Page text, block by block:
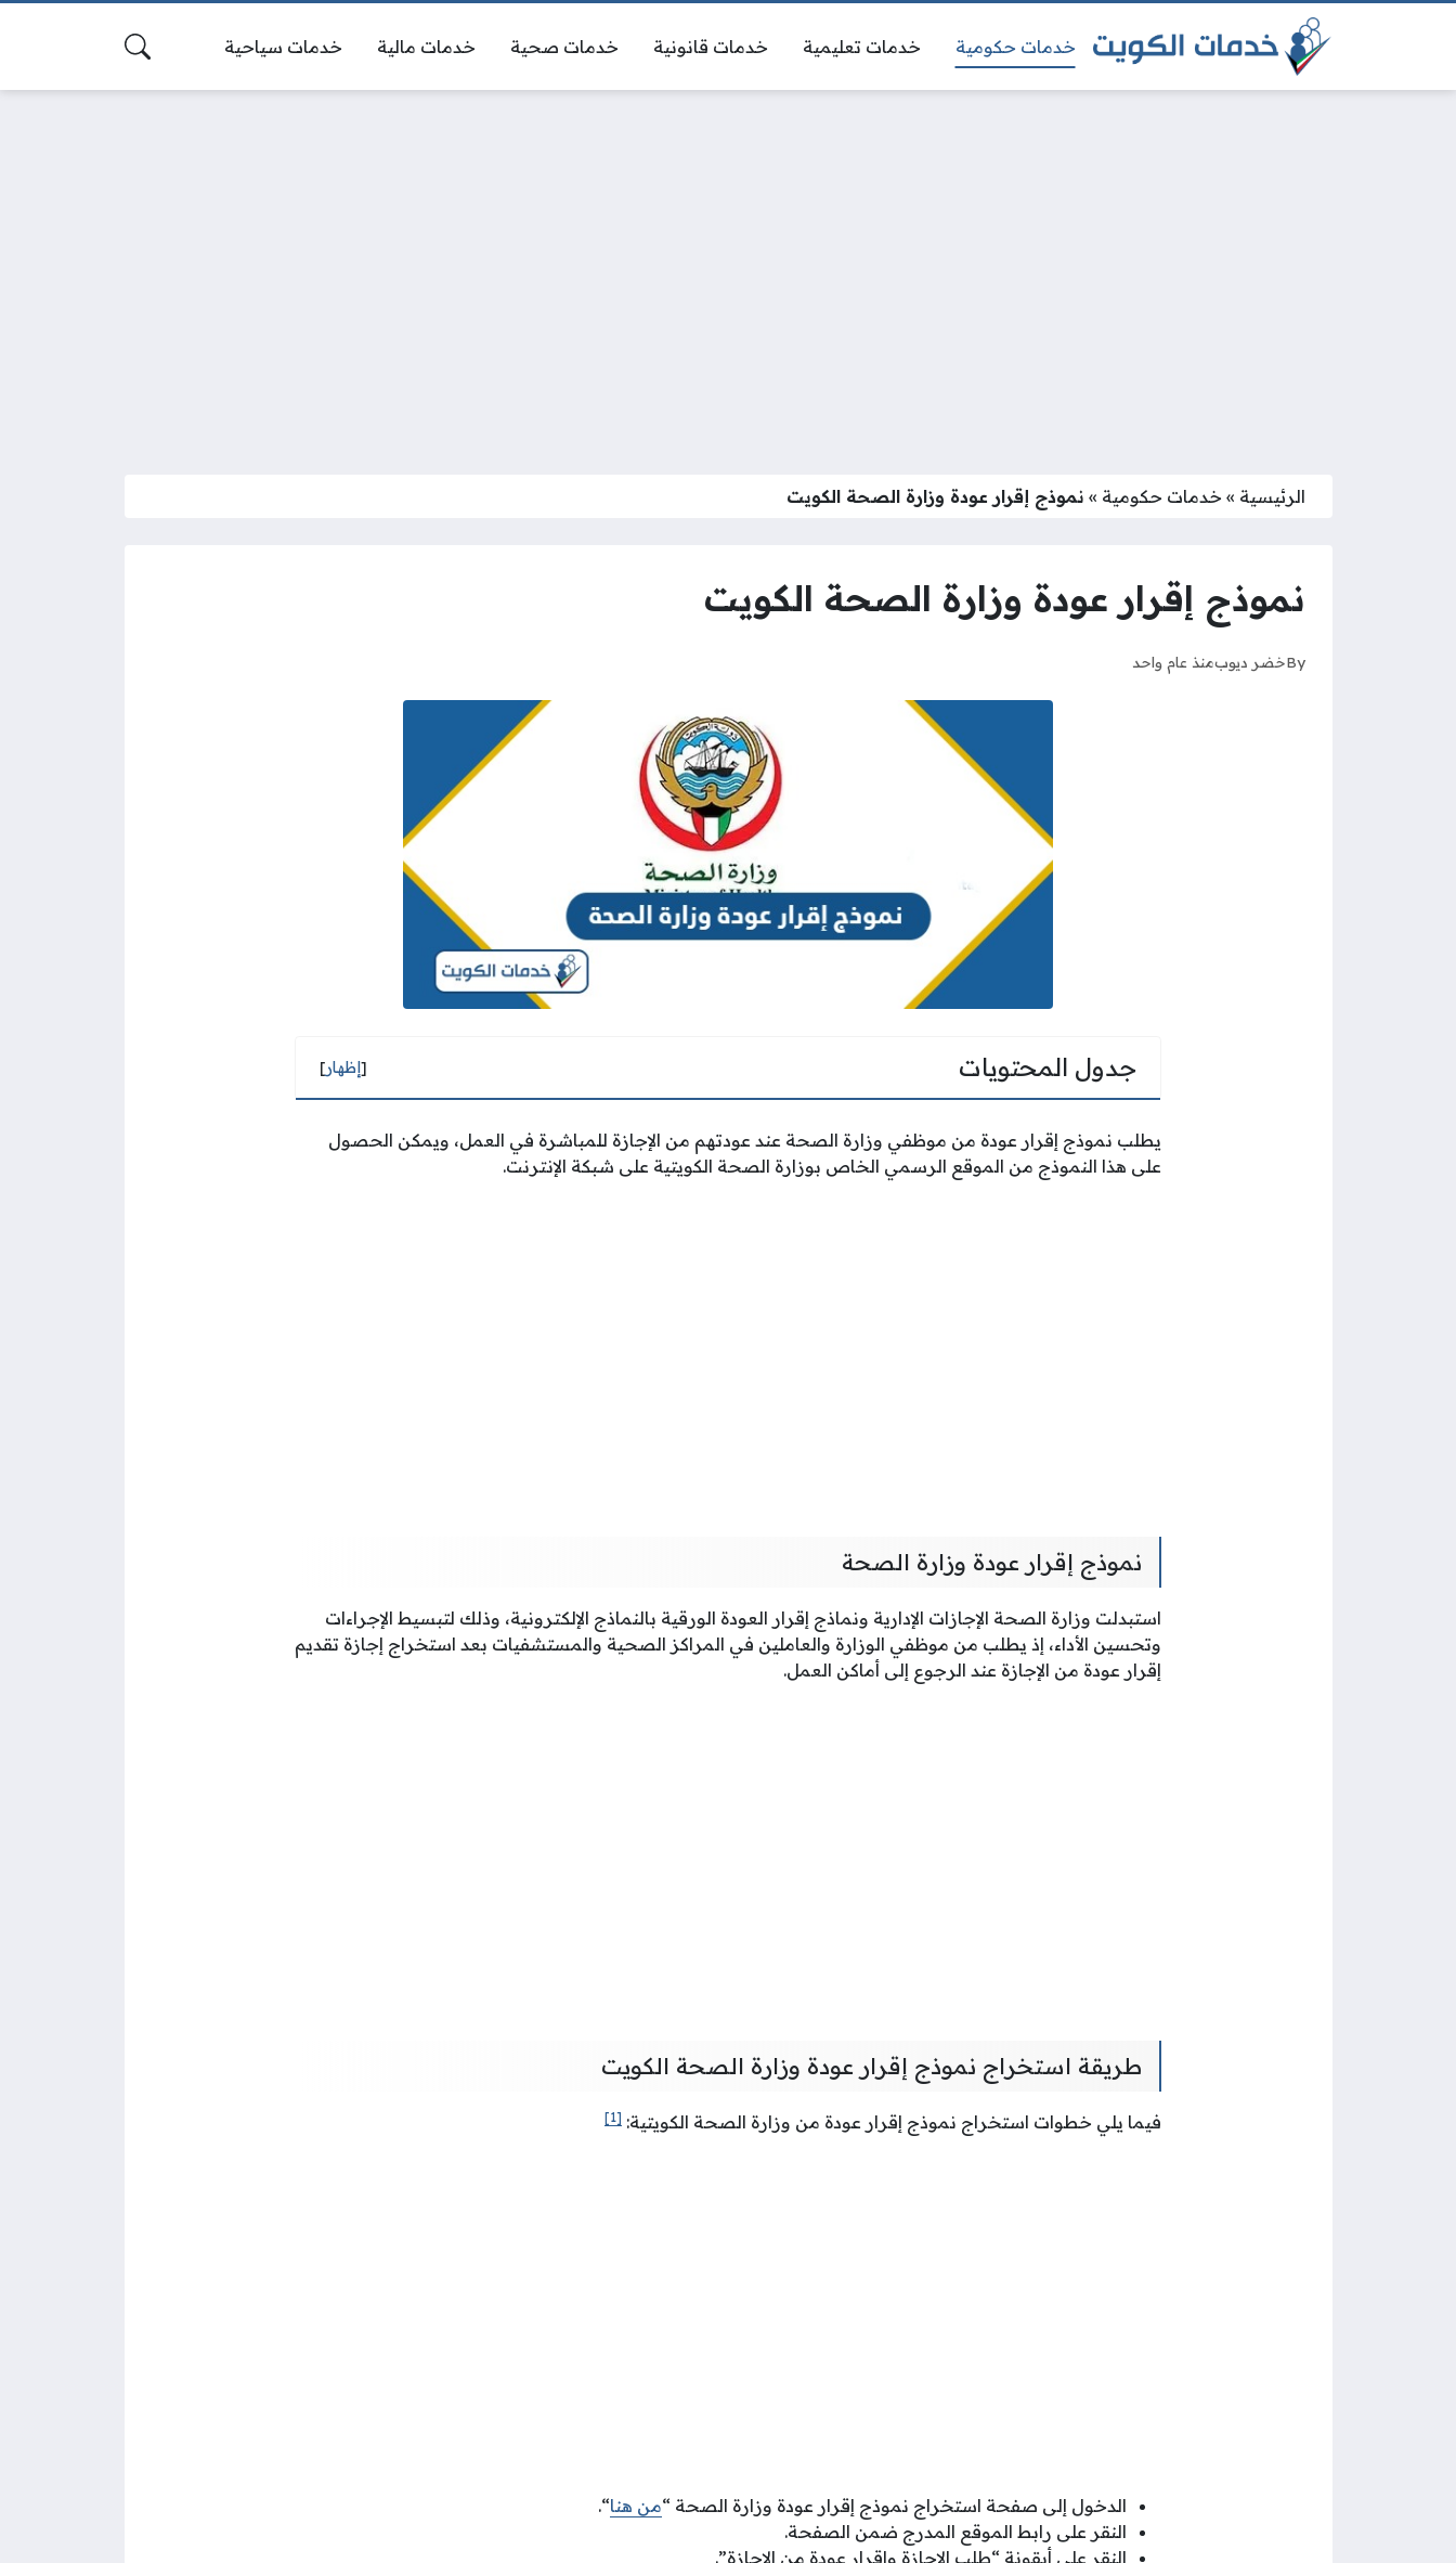
خدمات حكومية خدمات تعليمية خدمات قانونية خدمات صحية خدمات مالية خدمات سياحية
الرئيسية » خدمات حكومية » نموذج إقرار عودة وزارة الصحة الكويت
نموذج إقرار عودة وزارة الصحة الكويت
Byخضر ديوبمنذ عام واحد
جدول المحتويات [إظهار]
يطلب نموذج إقرار عودة من موظفي وزارة الصحة عند عودتهم من الإجازة للمباشرة في العمل، ويمكن الحصول
على هذا النموذج من الموقع الرسمي الخاص بوزارة الصحة الكويتية على شبكة الإنترنت.
نموذج إقرار عودة وزارة الصحة
استبدلت وزارة الصحة الإجازات الإدارية ونماذج إقرار العودة الورقية بالنماذج الإلكترونية، وذلك لتبسيط الإجراءات
وتحسين الأداء، إذ يطلب من موظفي الوزارة والعاملين في المراكز الصحية والمستشفيات بعد استخراج إجازة تقديم
إقرار عودة من الإجازة عند الرجوع إلى أماكن العمل.
طريقة استخراج نموذج إقرار عودة وزارة الصحة الكويت
فيما يلي خطوات استخراج نموذج إقرار عودة من وزارة الصحة الكويتية: [1]
الدخول إلى صفحة استخراج نموذج إقرار عودة وزارة الصحة “من هنا“.
النقر على رابط الموقع المدرج ضمن الصفحة.
النقر على أيقونة “طلب الإجازة وإقرار عودة من الإجازة”.